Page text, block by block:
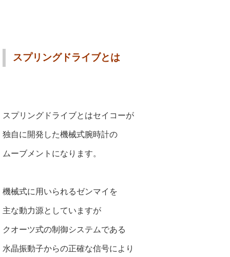
スプリングドライブとは
スプリングドライブとはセイコーが
独自に開発した機械式腕時計の
ムーブメントになります。
機械式に用いられるゼンマイを
主な動力源としていますが
クオーツ式の制御システムである
水晶振動子からの正確な信号により